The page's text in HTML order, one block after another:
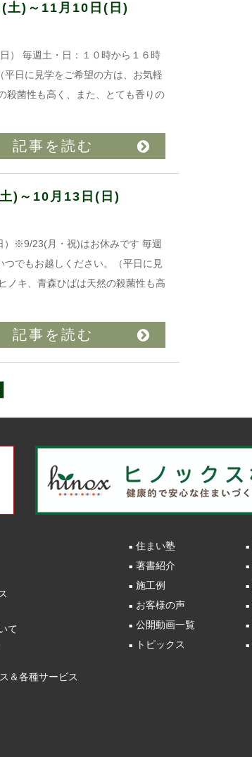
土)～11月10日(日)
） 毎週土・日：１０時から１６時
日に見学をご希望の方は、お気軽
殺菌性も高く、また、とても香りの
記事を読む
)～10月13日(日)
）※9/23(月・祝)はお休みです 毎週
でもお越しください。（平日に見
ノキ、青森ひばは天然の殺菌性も高
記事を読む
て
＆各種サービス
住まい塾
著書紹介
施工例
お客様の声
公開動画一覧
トピックス